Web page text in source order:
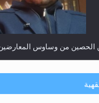
الحصين من وساوس